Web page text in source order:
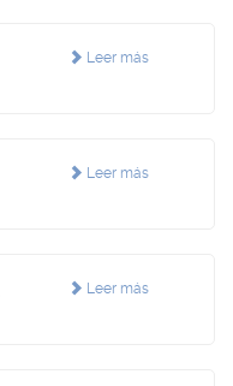
Leer más
Leer más
Leer más